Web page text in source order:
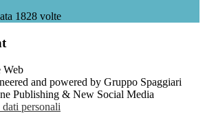
1828 volte
and powered by Gruppo Spaggiari
Publishing & New Social Media
personali